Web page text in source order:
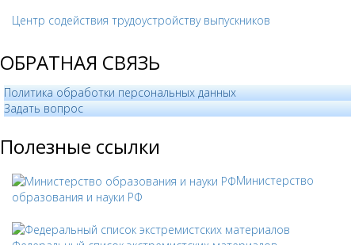
Центр содействия трудоустройству выпускников
ОБРАТНАЯ СВЯЗЬ
Политика обработки персональных данных
­Задать вопрос
Полезные ссылки
Министерство
образования и науки РФ